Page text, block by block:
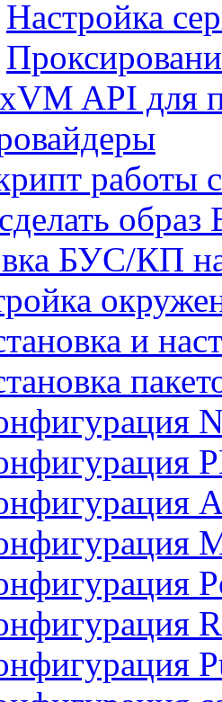
Настройка
API для
работы
БУС/КП
и